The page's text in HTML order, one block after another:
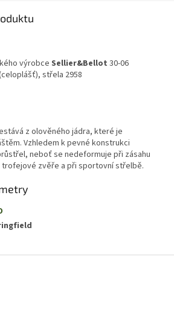
výrobceSellier&Bellot 30-06
střela 2958
z olověného jádra, které je
Vzhledem k pevné konstrukci
neboť se nedeformuje při zásahu
trofejové zvěře a při sportovní střelbě.